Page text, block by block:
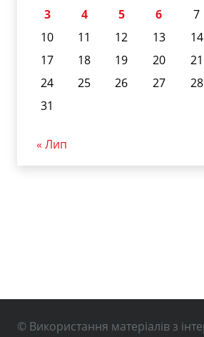
3
4 5 6 7
10
11 12 13 14
17
18 19 20 21
24
25 26 27 28
31
« Лип
© Використання матеріалів з